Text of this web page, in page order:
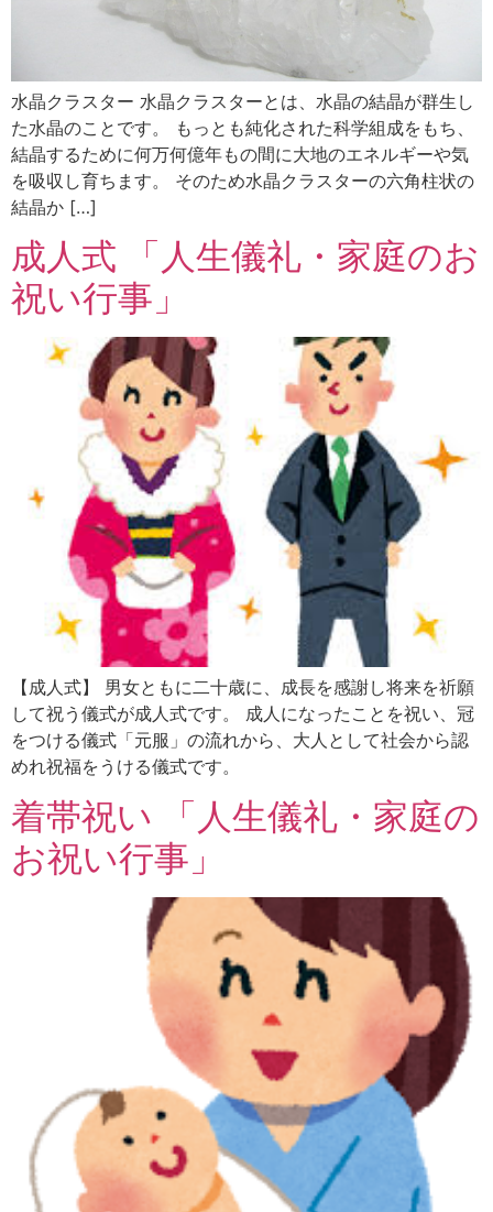
水晶クラスター 水晶クラスターとは、水晶の結晶が群生し
た水晶のことです。 もっとも純化された科学組成をもち、
結晶するために何万何億年もの間に大地のエネルギーや気
を吸収し育ちます。 そのため水晶クラスターの六角柱状の
結晶か […]
成人式 「人生儀礼・家庭のお
祝い行事」
【成人式】 男女ともに二十歳に、成長を感謝し将来を祈願
して祝う儀式が成人式です。 成人になったことを祝い、冠
をつける儀式「元服」の流れから、大人として社会から認
めれ祝福をうける儀式です。
着帯祝い 「人生儀礼・家庭の
お祝い行事」